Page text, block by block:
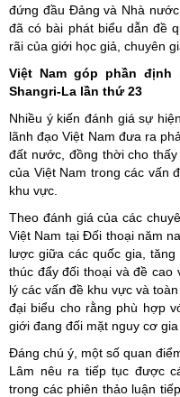
đứng đầu Đảng và Nhà
đã có bài phát biểu dẫn đề
rãi của giới học giả, chuyên
Việt Nam góp phần
Shangri-La lần thứ 23
Nhiều ý kiến đánh giá sự
lãnh đạo Việt Nam đưa ra
đất nước, đồng thời cho
của Việt Nam trong các vấn
khu vực.
Theo đánh giá của các
Việt Nam tại Đối thoại năm
lược giữa các quốc gia,
thúc đẩy đối thoại và đề cao
lý các vấn đề khu vực và
đại biểu cho rằng phù hợp
giới đang đối mặt nguy cơ
Đáng chú ý, một số quan
Lâm nêu ra tiếp tục được
trong các phiên thảo luận